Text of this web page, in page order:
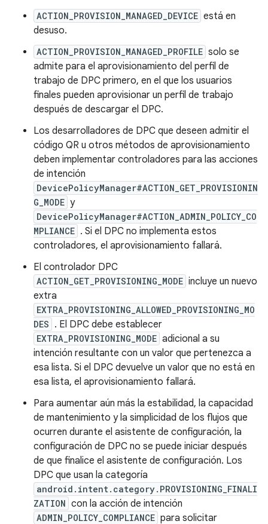
ACTION_PROVISION_MANAGED_DEVICE está en
desuso.
ACTION_PROVISION_MANAGED_PROFILE solo se
admite para el aprovisionamiento del perfil de
trabajo de DPC primero, en el que los usuarios
finales pueden aprovisionar un perfil de trabajo
después de descargar el DPC.
Los desarrolladores de DPC que deseen admitir el
código QR u otros métodos de aprovisionamiento
deben implementar controladores para las acciones
de intención
DevicePolicyManager#ACTION_GET_PROVISIONIN
G_MODE y
DevicePolicyManager#ACTION_ADMIN_POLICY_CO
MPLIANCE . Si el DPC no implementa estos
controladores, el aprovisionamiento fallará.
El controlador DPC
ACTION_GET_PROVISIONING_MODE incluye un nuevo
extra
EXTRA_PROVISIONING_ALLOWED_PROVISIONING_MO
DES . El DPC debe establecer
EXTRA_PROVISIONING_MODE adicional a su
intención resultante con un valor que pertenezca a
esa lista. Si el DPC devuelve un valor que no está en
esa lista, el aprovisionamiento fallará.
Para aumentar aún más la estabilidad, la capacidad
de mantenimiento y la simplicidad de los flujos que
ocurren durante el asistente de configuración, la
configuración de DPC no se puede iniciar después
de que finalice el asistente de configuración. Los
DPC que usan la categoría
android.intent.category.PROVISIONING_FINALI
ZATION con la acción de intención
ADMIN_POLICY_COMPLIANCE para solicitar